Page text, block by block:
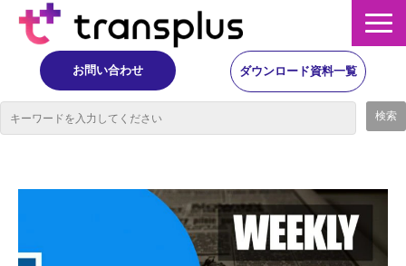
お問い合わせ ダウンロード資料一覧
イベント・レポート